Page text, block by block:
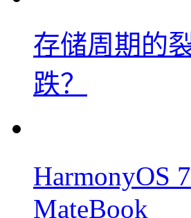
存储周期的
跌？
HarmonyOS
MateBook